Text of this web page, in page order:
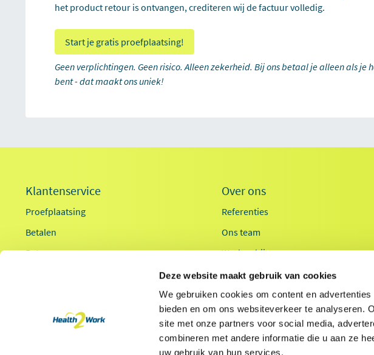
Deze website maakt gebruik van cookies
We gebruiken cookies om content en
bieden en om ons websiteverkeer te analyseren.
site met onze partners voor social media,
combineren met andere informatie die u aan ze
uw gebruik van hun services.
het product retour is ontvangen, crediteren wij de factuur volledig.
Start je gratis proefplaatsing!
Geen verplichtingen. Geen risico. Alleen zekerheid. Bij ons betaal je alleen als je
bent - dat maakt ons uniek!
Klantenservice
Proefplaatsing
Betalen
Retourneren
Contact
Over ons
Referenties
Ons team
Werken bij
Innovaties
Duurzaamheid
Ergonomiegids